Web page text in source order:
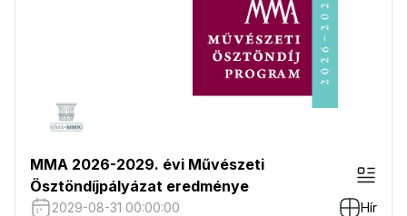
MMA 2026-2029. évi Művészeti
Ösztöndíjpályázat eredménye
2029-08-31 00:00:00 Hír